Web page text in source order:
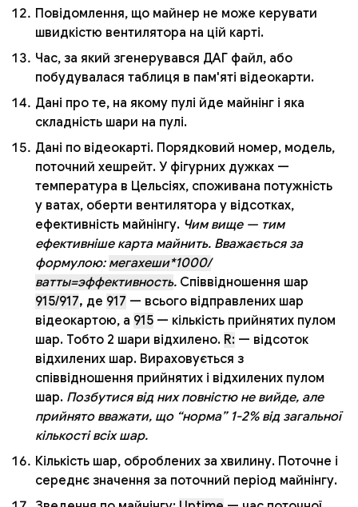
Повідомлення, що майнер не може керувати
швидкістю вентилятора на цій карті.
Час, за який згенерувався ДАГ файл, або
побудувалася таблиця в пам'яті відеокарти.
Дані про те, на якому пулі йде майнінг і яка
складність шари на пулі.
Дані по відеокарті. Порядковий номер, модель,
поточний хешрейт. У фігурних дужках —
температура в Цельсіях, споживана потужність
у ватах, оберти вентилятора у відсотках,
ефективність майнінгу. Чим вище — тим
ефективніше карта майнить. Вважається за
формулою: мегахеши*1000/
ватты=эффективность. Співвідношення шар
915/917, де 917 — всього відправлених шар
відеокартою, а 915 — кількість прийнятих пулом
шар. Тобто 2 шари відхилено. R: — відсоток
відхилених шар. Вираховується з
співвідношення прийнятих і відхилених пулом
шар. Позбутися від них повністю не вийде, але
прийнято вважати, що “норма” 1-2% від загальної
кількості всіх шар.
Кількість шар, оброблених за хвилину. Поточне і
середнє значення за поточний період майнінгу.